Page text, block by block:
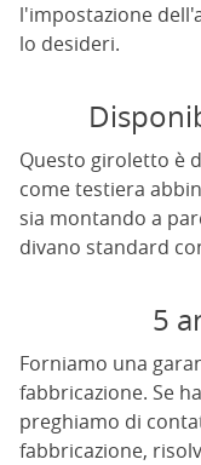
l'impostazione
lo desideri.
Questo giroletto è
come testiera
sia montando a
divano standard
5
Forniamo una
fabbricazione. Se
preghiamo di
fabbricazione,